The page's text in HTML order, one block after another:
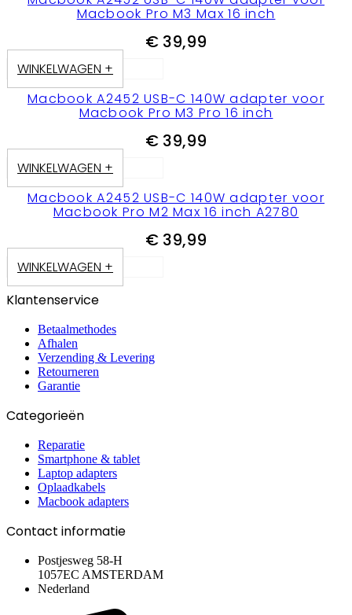
Macbook Pro M3 Max 16 inch
€ 39,99
WINKELWAGEN +
Macbook A2452 USB-C 140W adapter voor
Macbook Pro M3 Pro 16 inch
€ 39,99
WINKELWAGEN +
Macbook A2452 USB-C 140W adapter voor
Macbook Pro M2 Max 16 inch A2780
€ 39,99
WINKELWAGEN +
Klantenservice
Betaalmethodes
Afhalen
Verzending & Levering
Retourneren
Garantie
Categorieën
Reparatie
Smartphone & tablet
Laptop adapters
Oplaadkabels
Macbook adapters
Contact informatie
Postjesweg 58-H
1057EC AMSTERDAM
Nederland